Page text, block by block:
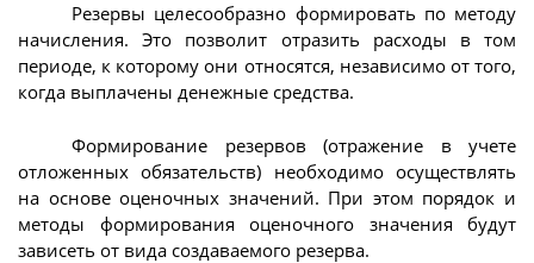
Резервы целесообразно формировать по методу
начисления. Это позволит отразить расходы в том
периоде, к которому они относятся, независимо от того,
когда выплачены денежные средства.
Формирование резервов (отражение в учете
отложенных обязательств) необходимо осуществлять
на основе оценочных значений. При этом порядок и
методы формирования оценочного значения будут
зависеть от вида создаваемого резерва.